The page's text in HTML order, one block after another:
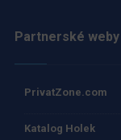
Partnerské weby
PrivatZone.com
Katalog Holek